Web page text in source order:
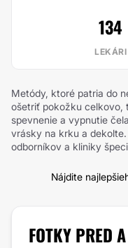
134
LEKÁRI
Metódy, ktoré patria do
ošetriť pokožku celkovo,
spevnenie a vypnutie
vrásky na krku a
odborníkov a kliniky
Nájdite
FOTKY PRED